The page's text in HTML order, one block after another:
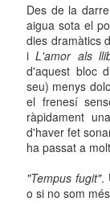
Des de la
aigua sota el
dies dramàtics
iL'amor als
d'aquest bloc
seu) menys
el frenesí
ràpidament
d'haver fet
ha passat a
"Tempus fugit".
o si no som